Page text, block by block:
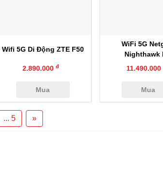
Wifi 5G Di Động ZTE F50
2.890.000đ
Mua
WiFi 5G
Nighthawk
11.490.000
Mua
Xem
... 5 »